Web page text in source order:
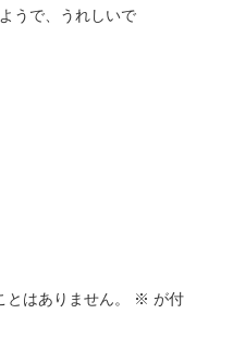
うで、うれしいで
はありません。 ※ が付